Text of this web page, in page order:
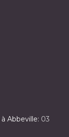
Abbeville: 03